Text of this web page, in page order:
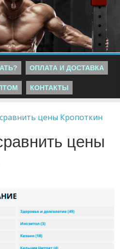
ОПЛАТА И ДОСТАВКА
КОНТАКТЫ
цены Кропоткин
цены